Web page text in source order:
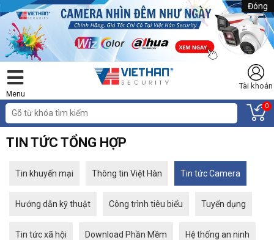
Đóng
Menu
Tài khoản
0
TIN TỨC TỔNG HỢP
Tin khuyến mại Thông tin Việt Hàn Tin tức Camera
Hướng dẫn kỹ thuật Công trình tiêu biểu Tuyển dụng
Tin tức xã hội Download Phần Mềm Hệ thống an ninh